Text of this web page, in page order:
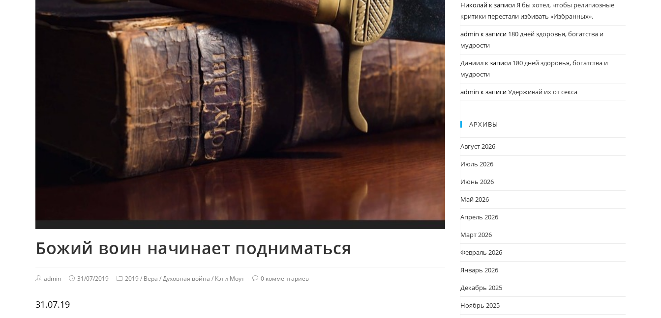
Божий воин начинает подниматься
admin 31/07/2019 2019/ Вера /Духовная война / Кэти Моут 0 комментариев
31.07.19
Николай к записиЯ бы хотел, чтобы религиозные
критики перестали избивать «Избранных».
admin к записи 180 дней здоровья, богатства и
мудрости
Даниил к записи 180 дней здоровья, богатства и
мудрости
admin к записиУдерживай их от секса
АРХИВЫ
Август 2026
Июль 2026
Июнь 2026
Май 2026
Апрель 2026
Март 2026
Февраль 2026
Январь 2026
Декабрь 2025
Ноябрь 2025